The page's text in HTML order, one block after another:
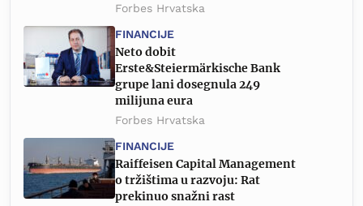
Forbes Hrvatska
FINANCIJE
Neto dobit
Erste&Steiermärkische Bank
grupe lani dosegnula 249
milijuna eura
Forbes Hrvatska
FINANCIJE
Raiffeisen Capital Management
o tržištima u razvoju: Rat
prekinuo snažni rast